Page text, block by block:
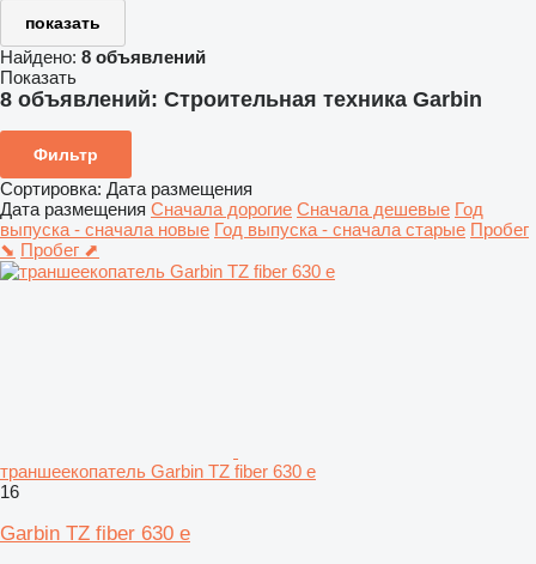
показать
Найдено: 8 объявлений
Показать
8 объявлений: Строительная техника Garbin
Фильтр
Сортировка: Дата размещения
Дата размещения Сначала дорогие Сначала дешевые Год
выпуска - сначала новые Год выпуска - сначала старые Пробег
⬊ Пробег ⬈
траншеекопатель Garbin TZ fiber 630 e
16
Garbin TZ fiber 630 e